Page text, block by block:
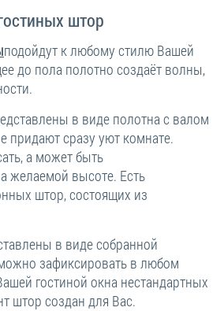
штор
подойдут к любому стилю Вашей
до пола полотно создаёт волны,
в виде полотна с валом
придают сразу уют комнате.
а может быть
желаемой высоте. Есть
штор, состоящих из
в виде собранной
зафиксировать в любом
гостиной окна нестандартных
штор создан для Вас.